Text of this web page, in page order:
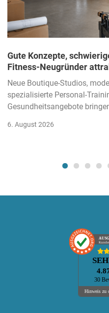
Gute Konzepte,
Fitness-Neugründer
Neue Boutique-Studios,
spezialisierte Personal-
Gesundheitsangebote
6. August 2026
30
Hinweis zu